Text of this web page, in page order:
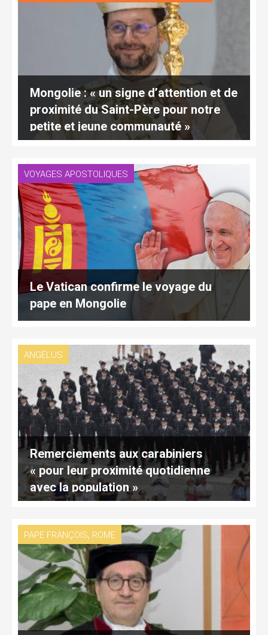
Mongolie : « un signe d’attention et de
proximité du Saint-Père pour notre
petite et jeune communauté »
VOYAGES APOSTOLIQUES
Le Vatican confirme le voyage du
pape en Mongolie
ANGÉLUS
Remerciements aux carabiniers
« pour leur proximité quotidienne
avec la population »
PAPE FRANÇOIS, ROME